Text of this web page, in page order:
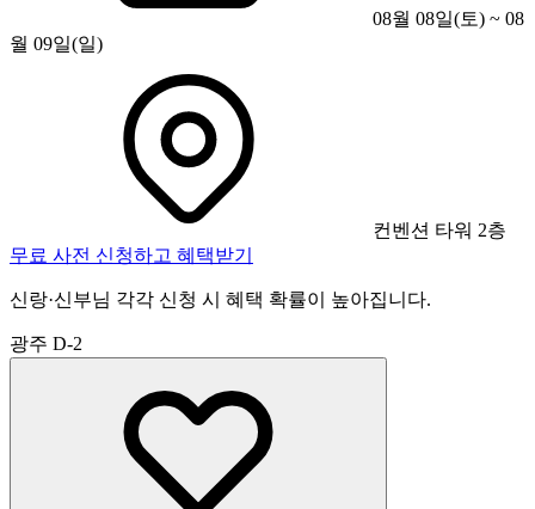
08월 08일(토) ~ 08
월 09일(일)
컨벤션 타워 2층
무료 사전 신청하고 혜택받기
신랑·신부님 각각 신청 시 혜택 확률이 높아집니다.
광주 D-2